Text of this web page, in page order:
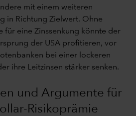
mit einem weiteren
in Richtung Zielwert. Ohne
für eine Zinssenkung könnte der
der USA profitieren, vor
bei einer lockeren
ihre Leitzinsen stärker senken.
und Argumente für
Risikoprämie